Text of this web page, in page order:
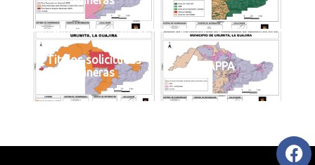
Titulos solicitudes
mineras
APPA